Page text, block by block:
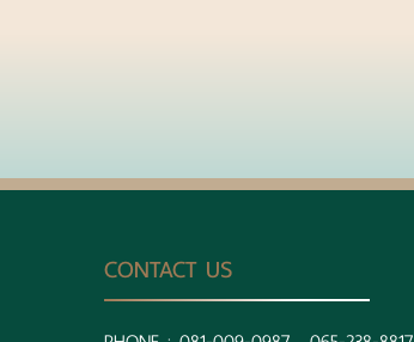
CONTACT US